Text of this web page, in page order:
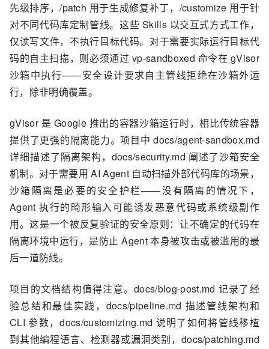
先级排序，/patch 用于生成修复补丁，/customize 用于针
对不同代码库定制管线。这些 Skills 以交互式方式工作，
仅读写文件，不执行目标代码。对于需要实际运行目标代
码的自主扫描，则必须通过 vp-sandboxed 命令在 gVisor
沙箱中执行——安全设计要求自主管线拒绝在沙箱外运
行，除非明确覆盖。
gVisor 是 Google 推出的容器沙箱运行时，相比传统容器
提供了更强的隔离能力。项目中 docs/agent-sandbox.md
详细描述了隔离架构，docs/security.md 阐述了沙箱安全
机制。对于需要用 AI Agent 自动扫描外部代码库的场景，
沙箱隔离是必要的安全护栏——没有隔离的情况下，
Agent 执行的畸形输入可能诱发恶意代码或系统级副作
用。这是一个被反复验证的安全原则：让不确定的代码在
隔离环境中运行，是防止 Agent 本身被攻击或被滥用的最
后一道防线。
项目的文档结构值得注意。docs/blog-post.md 记录了经
验总结和最佳实践，docs/pipeline.md 描述管线架构和
CLI 参数，docs/customizing.md 说明了如何将管线移植
到其他编程语言、检测器或漏洞类别，docs/patching.md